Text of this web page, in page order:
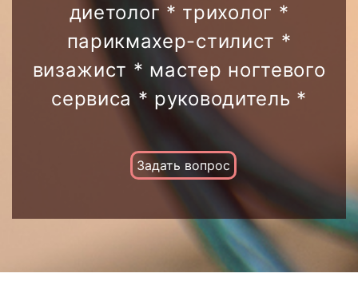
диетолог * трихолог *
парикмахер-стилист *
визажист * мастер ногтевого
сервиса * руководитель *
Задать вопрос